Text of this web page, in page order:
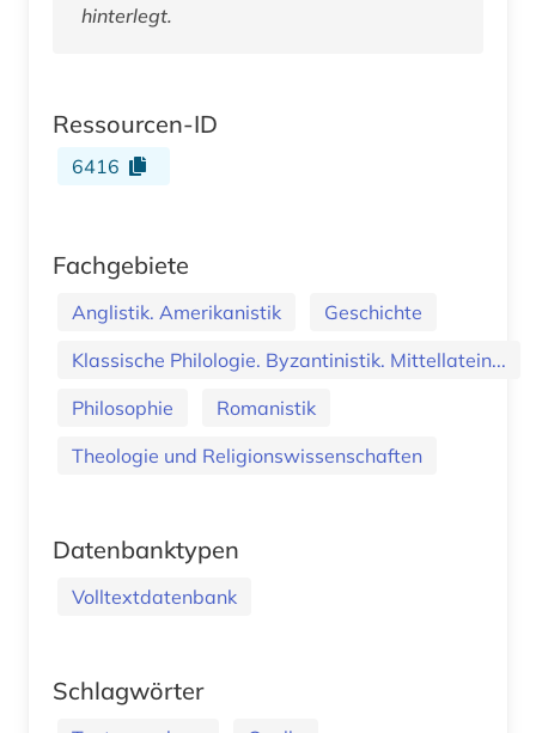
hinterlegt.
Ressourcen-ID
6416
Fachgebiete
Anglistik. Amerikanistik
Geschichte
Klassische Philologie. Byzantinistik. Mittellatein...
Philosophie
Romanistik
Theologie und Religionswissenschaften
Datenbanktypen
Volltextdatenbank
Schlagwörter